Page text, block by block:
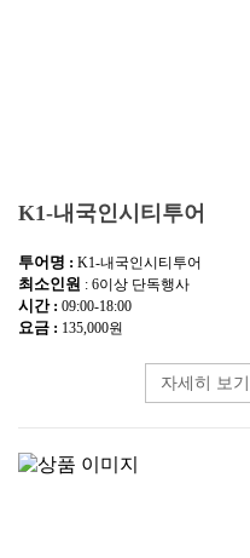
K1-내국인시티투어
투어명 : K1-내국인시티투어
최소인원 : 6이상 단독행사
시간 : 09:00-18:00
요금 : 135,000원
자세히 보기